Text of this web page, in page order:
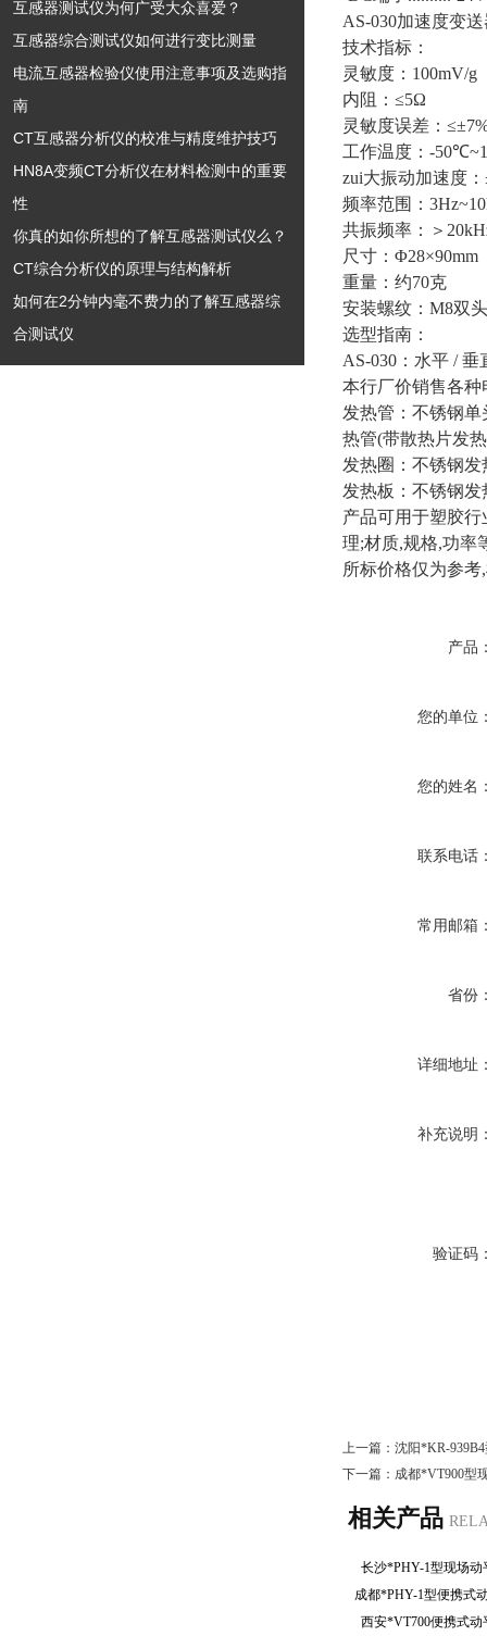
互感器测试仪为何广受大众喜爱？
互感器综合测试仪如何进行变比测量
电流互感器检验仪使用注意事项及选购指
南
CT互感器分析仪的校准与精度维护技巧
HN8A变频CT分析仪在材料检测中的重要
性
你真的如你所想的了解互感器测试仪么？
CT综合分析仪的原理与结构解析
如何在2分钟内毫不费力的了解互感器综
合测试仪
AS-030加速度变
技术指标：
灵敏度：100mV/g
内阻： ≤5Ω
灵敏度误差：
工作温度：-50
zui大振动加速度：
频率范围：
共振频率：
＞
尺寸： Φ28×90mm
重量：约70克
安装螺纹：M8
选型指南：
AS-030：水平 /
本行厂价销售各种
发热管：不锈钢
热管(带散热片发
发热圈：不锈钢
发热板：不锈钢
产品可用于塑胶
理;材质,规格,功率
所标价格仅为参
产品
您的单位
您的姓名
联系电话
常用邮箱
省份
详细地址
补充说明
验证码
上一篇： 沈阳*KR-
下一篇： 成都*VT900型
相关产品
长沙*PHY-1型现场
成都*PHY-1型便携
西安*VT700便携式